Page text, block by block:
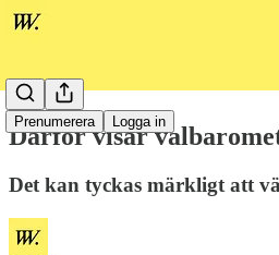
Prenumerera Logga in
Därför visar
Det kan tyckas märkligt att